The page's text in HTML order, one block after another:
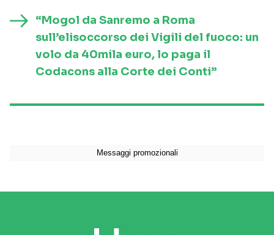
“Mogol da Sanremo a Roma
sull’elisoccorso dei Vigili del fuoco: un
volo da 40mila euro, lo paga il
Codacons alla Corte dei Conti”